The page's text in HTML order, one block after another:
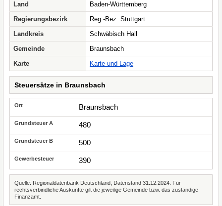
Land
Baden-Württemberg
Regierungsbezirk
Reg.-Bez. Stuttgart
Landkreis
Schwäbisch Hall
Gemeinde
Braunsbach
Karte
Karte und Lage
Steuersätze in Braunsbach
Braunsbach
480
500
390
Quelle: Regionaldatenbank Deutschland, Datenstand 31.12.2024. Für
rechtsverbindliche Auskünfte gilt die jeweilige Gemeinde bzw. das zuständige
Finanzamt.